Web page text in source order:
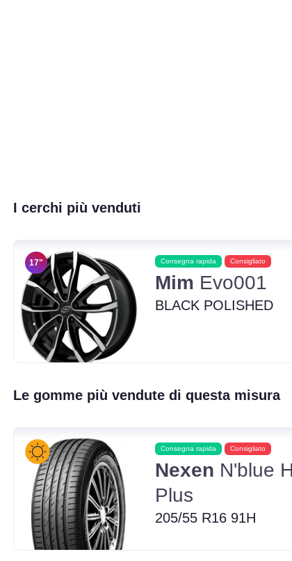
I cerchi più venduti
17" Consegna rapida Consigliato
Mim Evo001
BLACK POLISHED
Le gomme più vendute di questa misura
Consegna rapida Consigliato
Nexen N'blue
Plus
205/55 R16 91H